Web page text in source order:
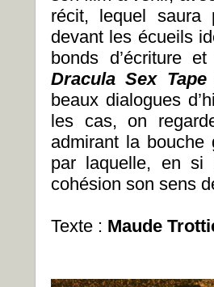
récit, lequel saura
devant les écueils
bonds d’écriture
Dracula Sex Tape
beaux dialogues
les cas, on
admirant la bouche
par laquelle, en si
cohésion son sens
Texte : Maude